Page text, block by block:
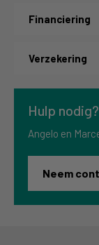
Financiering
Verzekering
Hulp nodig?
Angelo en
Neem